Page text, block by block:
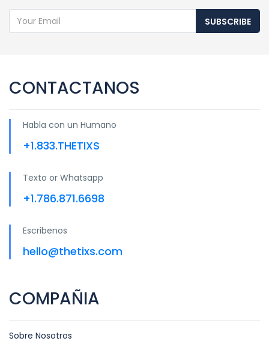
SUBSCRIBE
CONTACTANOS
Habla con un Humano
+1.833.THETIXS
Texto or Whatsapp
+1.786.871.6698
Escribenos
hello@thetixs.com
COMPAÑIA
Sobre Nosotros